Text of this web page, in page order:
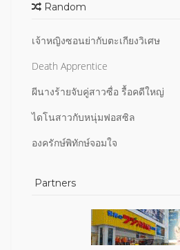
Random
เจ้าหญิงซอนย่ากับตะเกียงวิเศษ
Death Apprentice
ผีนางร้ายจับคู่สาวซื่อ รื้อคดีใหญ่
ไดโนสาวกับหนุ่มฟอสซิล
องครักษ์พิทักษ์จอมใจ
Partners